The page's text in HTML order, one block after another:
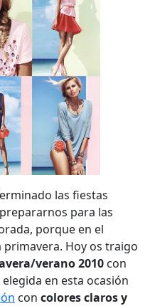
las fiestas
para las
porque en el
primavera. Hoy os traigo
verano 2010 con
en esta ocasión
con colores claros y